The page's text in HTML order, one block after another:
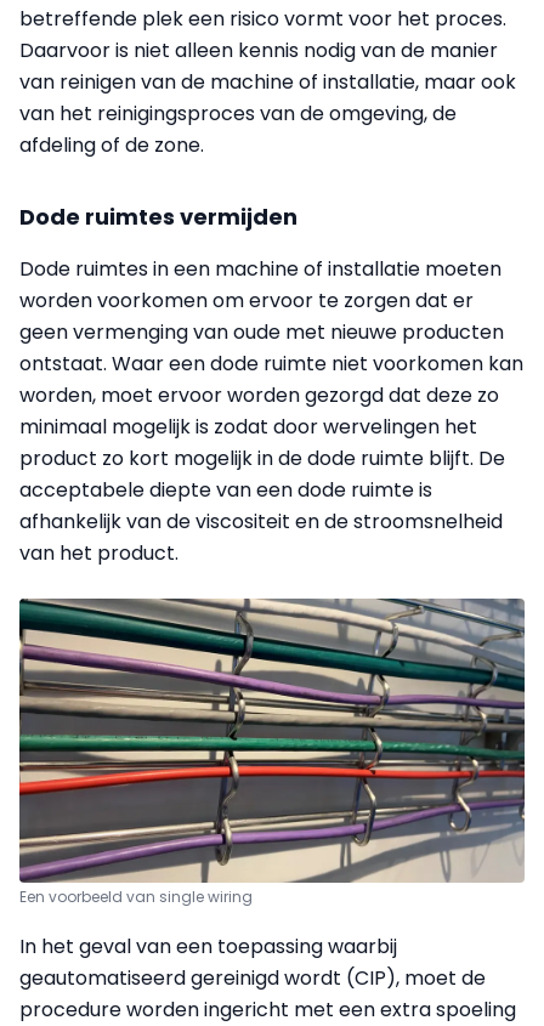
betreffende plek een risico vormt voor het proces.
Daarvoor is niet alleen kennis nodig van de manier
van reinigen van de machine of installatie, maar ook
van het reinigingsproces van de omgeving, de
afdeling of de zone.
Dode ruimtes vermijden
Dode ruimtes in een machine of installatie moeten
worden voorkomen om ervoor te zorgen dat er
geen vermenging van oude met nieuwe producten
ontstaat. Waar een dode ruimte niet voorkomen kan
worden, moet ervoor worden gezorgd dat deze zo
minimaal mogelijk is zodat door wervelingen het
product zo kort mogelijk in de dode ruimte blijft. De
acceptabele diepte van een dode ruimte is
afhankelijk van de viscositeit en de stroomsnelheid
van het product.
Een voorbeeld van single wiring
In het geval van een toepassing waarbij
geautomatiseerd gereinigd wordt (CIP), moet de
procedure worden ingericht met een extra spoeling